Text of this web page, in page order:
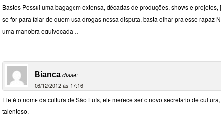
Bastos Possui uma bagagem extensa, décadas de produções, shows e
se for para falar de quem usa drogas nessa disputa, basta olhar pra esse rapaz
uma manobra equivocada…
Biancadisse:
06/12/2012 às 17:16
Ele é o nome da cultura de São Luís, ele merece ser o novo secretario de
talentoso.